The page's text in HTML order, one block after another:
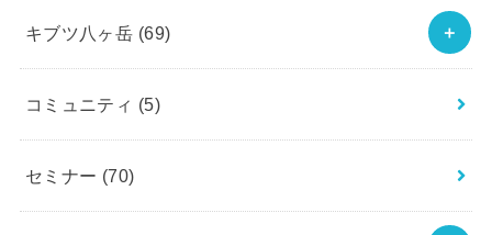
キブツ八ヶ岳 (69)
コミュニティ (5)
セミナー (70)